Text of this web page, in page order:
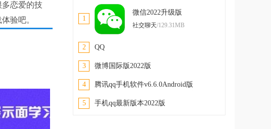
恋爱的技
验吧。
1
微信2022升级版
社交聊天/129.31MB
2 QQ
3 微博国际版2022版
4 腾讯qq手机软件v6.6.0Android版
5 手机qq最新版本2022版